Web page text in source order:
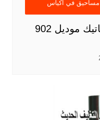
مساحيق في اكياس
ماكينة تعبئة السكر اوتوماتيك موديل 902